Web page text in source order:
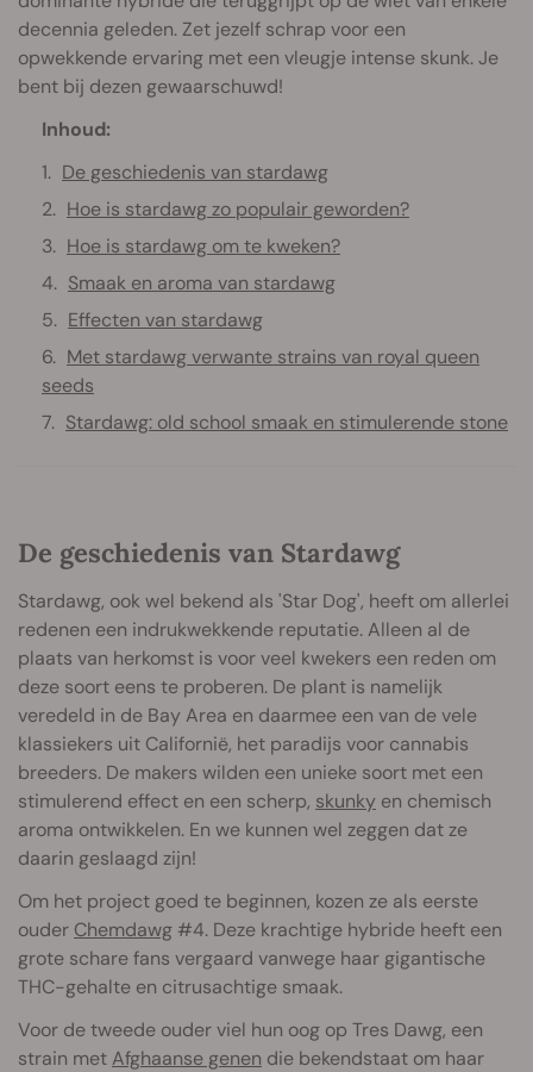
decennia geleden. Zet jezelf schrap voor een
opwekkende ervaring met een vleugje intense skunk. Je
bent bij dezen gewaarschuwd!
Inhoud:
De geschiedenis van stardawg
Hoe is stardawg zo populair geworden?
Hoe is stardawg om te kweken?
Smaak en aroma van stardawg
Effecten van stardawg
Met stardawg verwante strains van royal queen
seeds
Stardawg: old school smaak en stimulerende stone
De geschiedenis van Stardawg
Stardawg, ook wel bekend als 'Star Dog', heeft om allerlei
redenen een indrukwekkende reputatie. Alleen al de
plaats van herkomst is voor veel kwekers een reden om
deze soort eens te proberen. De plant is namelijk
veredeld in de Bay Area en daarmee een van de vele
klassiekers uit Californië, het paradijs voor cannabis
breeders. De makers wilden een unieke soort met een
stimulerend effect en een scherp, skunky en chemisch
aroma ontwikkelen. En we kunnen wel zeggen dat ze
daarin geslaagd zijn!
Om het project goed te beginnen, kozen ze als eerste
ouder Chemdawg #4. Deze krachtige hybride heeft een
grote schare fans vergaard vanwege haar gigantische
THC-gehalte en citrusachtige smaak.
Voor de tweede ouder viel hun oog op Tres Dawg, een
strain metAfghaanse genen die bekendstaat om haar